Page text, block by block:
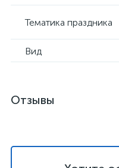
Тематика праздника
Вид
Отзывы